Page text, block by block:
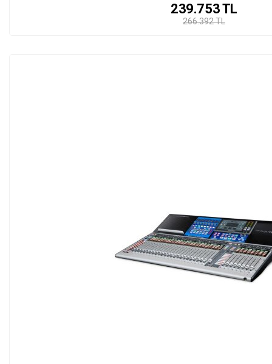
266.392 TL
239.753TL